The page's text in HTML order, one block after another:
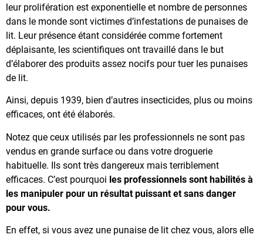
leur prolifération est exponentielle et nombre de personnes
dans le monde sont victimes d’infestations de punaises de
lit. Leur présence étant considérée comme fortement
déplaisante, les scientifiques ont travaillé dans le but
d’élaborer des produits assez nocifs pour tuer les punaises
de lit.
Ainsi, depuis 1939, bien d’autres insecticides, plus ou moins
efficaces, ont été élaborés.
Notez que ceux utilisés par les professionnels ne sont pas
vendus en grande surface ou dans votre droguerie
habituelle. Ils sont très dangereux mais terriblement
efficaces. C’est pourquoi les professionnels sont habilités à
les manipuler pour un résultat puissant et sans danger
pour vous.
En effet, si vous avez une punaise de lit chez vous, alors elle